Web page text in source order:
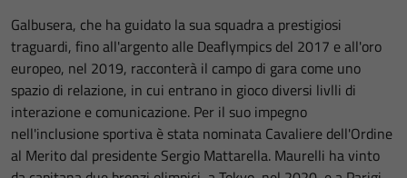
Galbusera, che ha guidato la sua squadra a prestigiosi
traguardi, fino all'argento alle Deaflympics del 2017 e all'oro
europeo, nel 2019, racconterà il campo di gara come uno
spazio di relazione, in cui entrano in gioco diversi livlli di
interazione e comunicazione. Per il suo impegno
nell'inclusione sportiva è stata nominata Cavaliere dell'Ordine
al Merito dal presidente Sergio Mattarella. Maurelli ha vinto